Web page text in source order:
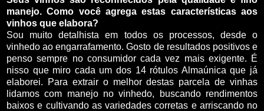
manejo. Como você agrega estas características aos
vinhos que elabora?
Sou muito detalhista em todos os processos, desde o
vinhedo ao engarrafamento. Gosto de resultados positivos e
penso sempre no consumidor cada vez mais exigente. É
nisso que miro cada um dos 14 rótulos Almaúnica que já
elaborei. Para extrair o melhor destas parcela de vinhas
lidamos com manejo no vinhedo, buscando rendimentos
baixos e cultivando as variedades corretas e arriscando no